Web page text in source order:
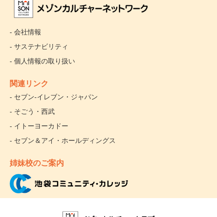
- 会社情報
- サステナビリティ
- 個人情報の取り扱い
関連リンク
- セブン‐イレブン・ジャパン
- そごう・西武
- イトーヨーカドー
- セブン＆アイ・ホールディングス
姉妹校のご案内